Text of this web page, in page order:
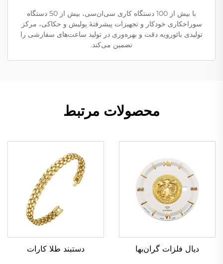
با بیش از 100 دستگاه کاری سی‌ان‌سی، بیش از 50 دستگاه
سوراخکاری خودکار و تجهیزات پیشرفتهٔ پولیش و حکاکی، مرکز
تولیدی بائورویه دقت و بهره‌وری در تولید ساعت‌های سفارشی را
تضمین می‌کند.
محصولات مرتبط
دیال فلزات گران‌بها دستبند طلا کارات